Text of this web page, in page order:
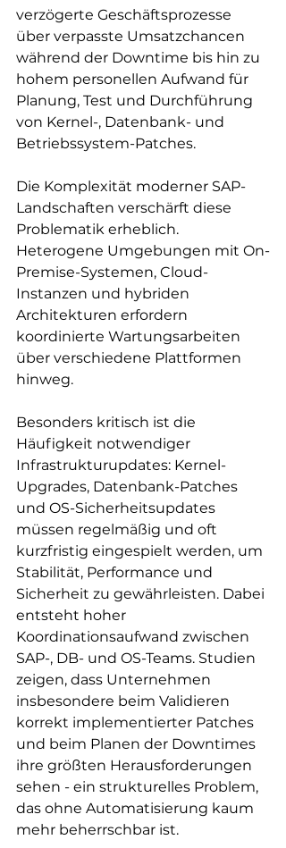
verzögerte Geschäftsprozesse
über verpasste Umsatzchancen
während der Downtime bis hin zu
hohem personellen Aufwand für
Planung, Test und Durchführung
von Kernel-, Datenbank- und
Betriebssystem-Patches.
Die Komplexität moderner SAP-
Landschaften verschärft diese
Problematik erheblich.
Heterogene Umgebungen mit On-
Premise-Systemen, Cloud-
Instanzen und hybriden
Architekturen erfordern
koordinierte Wartungsarbeiten
über verschiedene Plattformen
hinweg.
Besonders kritisch ist die
Häufigkeit notwendiger
Infrastrukturupdates: Kernel-
Upgrades, Datenbank-Patches
und OS-Sicherheitsupdates
müssen regelmäßig und oft
kurzfristig eingespielt werden, um
Stabilität, Performance und
Sicherheit zu gewährleisten. Dabei
entsteht hoher
Koordinationsaufwand zwischen
SAP-, DB- und OS-Teams. Studien
zeigen, dass Unternehmen
insbesondere beim Validieren
korrekt implementierter Patches
und beim Planen der Downtimes
ihre größten Herausforderungen
sehen - ein strukturelles Problem,
das ohne Automatisierung kaum
mehr beherrschbar ist.